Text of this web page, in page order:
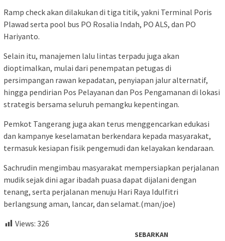
Ramp check akan dilakukan di tiga titik, yakni Terminal Poris
Plawad serta pool bus PO Rosalia Indah, PO ALS, dan PO
Hariyanto.
Selain itu, manajemen lalu lintas terpadu juga akan
dioptimalkan, mulai dari penempatan petugas di
persimpangan rawan kepadatan, penyiapan jalur alternatif,
hingga pendirian Pos Pelayanan dan Pos Pengamanan di lokasi
strategis bersama seluruh pemangku kepentingan.
Pemkot Tangerang juga akan terus menggencarkan edukasi
dan kampanye keselamatan berkendara kepada masyarakat,
termasuk kesiapan fisik pengemudi dan kelayakan kendaraan.
Sachrudin mengimbau masyarakat mempersiapkan perjalanan
mudik sejak dini agar ibadah puasa dapat dijalani dengan
tenang, serta perjalanan menuju Hari Raya Idulfitri
berlangsung aman, lancar, dan selamat.(man/joe)
Views: 326
SEBARKAN